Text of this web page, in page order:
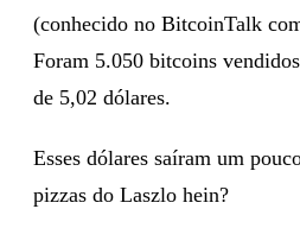
(conhecido no BitcoinTalk
Foram 5.050 bitcoins
de 5,02 dólares.
Esses dólares saíram um
pizzas do Laszlo hein?